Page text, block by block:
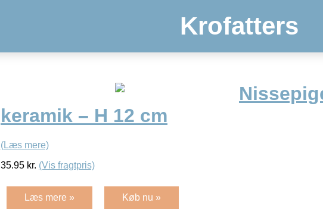
Krofatters
keramik – H 12 cm
(Læs mere)
35.95 kr. (Vis fragtpris)
Læs mere » Køb nu »